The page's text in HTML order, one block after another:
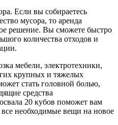
Если вы собираетесь
мусора, то аренда
решение. Вы сможете быстро
количества отходов и
мебели, электротехники,
крупных и тяжелых
стать головной болью,
средства
20 кубов поможет вам
все необходимые вещи на новое